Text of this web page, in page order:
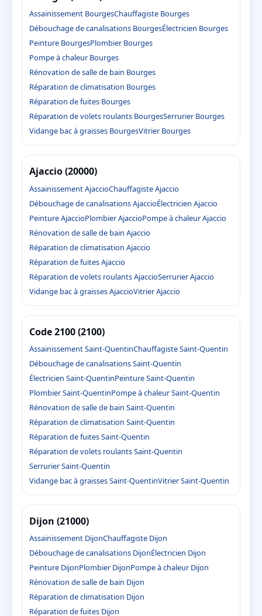
Assainissement BourgesChauffagiste Bourges
Débouchage de canalisations BourgesÉlectricien Bourges
Peinture BourgesPlombier Bourges
Pompe à chaleur Bourges
Rénovation de salle de bain Bourges
Réparation de climatisation Bourges
Réparation de fuites Bourges
Réparation de volets roulants BourgesSerrurier Bourges
Vidange bac à graisses BourgesVitrier Bourges
Ajaccio (20000)
Assainissement AjaccioChauffagiste Ajaccio
Débouchage de canalisations AjaccioÉlectricien Ajaccio
Peinture AjaccioPlombier AjaccioPompe à chaleur Ajaccio
Rénovation de salle de bain Ajaccio
Réparation de climatisation Ajaccio
Réparation de fuites Ajaccio
Réparation de volets roulants AjaccioSerrurier Ajaccio
Vidange bac à graisses AjaccioVitrier Ajaccio
Code 2100 (2100)
Assainissement Saint-QuentinChauffagiste Saint-Quentin
Débouchage de canalisations Saint-Quentin
Électricien Saint-QuentinPeinture Saint-Quentin
Plombier Saint-QuentinPompe à chaleur Saint-Quentin
Rénovation de salle de bain Saint-Quentin
Réparation de climatisation Saint-Quentin
Réparation de fuites Saint-Quentin
Réparation de volets roulants Saint-Quentin
Serrurier Saint-Quentin
Vidange bac à graisses Saint-QuentinVitrier Saint-Quentin
Dijon (21000)
Assainissement DijonChauffagiste Dijon
Débouchage de canalisations DijonÉlectricien Dijon
Peinture DijonPlombier DijonPompe à chaleur Dijon
Rénovation de salle de bain Dijon
Réparation de climatisation Dijon
Réparation de fuites Dijon